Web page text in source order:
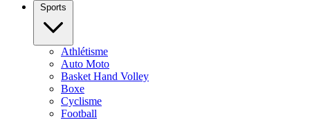
Sports
Athlétisme
Auto Moto
Basket Hand Volley
Boxe
Cyclisme
Football